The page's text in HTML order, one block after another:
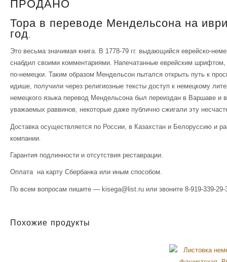
ПРОДАНО
Тора в переводе Мендельсона на
год.
Это весьма значимая книга. В 1778-79 гг. выдающийся еврейско-
снабдил своими комментариями. Напечатанные еврейским
по-немецки. Таким образом Мендельсон пытался открыть путь к
идише, получили через религиозные тексты доступ к немецкому
немецкого языка перевод Мендельсона был переиздан в Варшаве
уважаемых раввинов, некоторые даже публично сжигали эту
Доставка осуществляется по России, в Казахстан и Белоруссию и
компании.
Гарантия подлинности и отсутствия реставрации.
Оплата на карту Сбербанка или иным способом.
По всем вопросам пишите — kisega@list.ru или звоните 8-919-339-29-
Похожие продукты